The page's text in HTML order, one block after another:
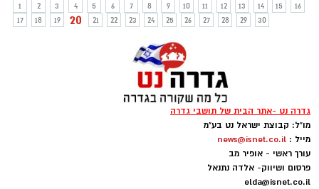
1
2 3 4 5 6 7 8 9 10 11 12 13 14 15
16
17
18 19 20 21 22 23 24 25 26 27 28 29 30
גדרה נט -אתר הבית של תושבי גדרה
מו"ל: קבוצת ישראל נט בע"מ
מייל : news@isnet.co.il
עורך ראשי - אופיר מב
פרסום ושיווק- אלדה נתנאל
elda@isnet.co.il